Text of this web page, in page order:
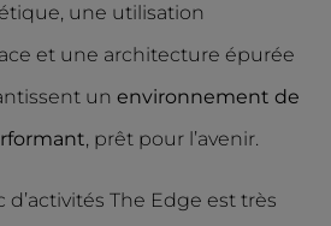
une utilisation
et une architecture épurée
un environnement de
, prêt pour l’avenir.
d’activités The Edge est très